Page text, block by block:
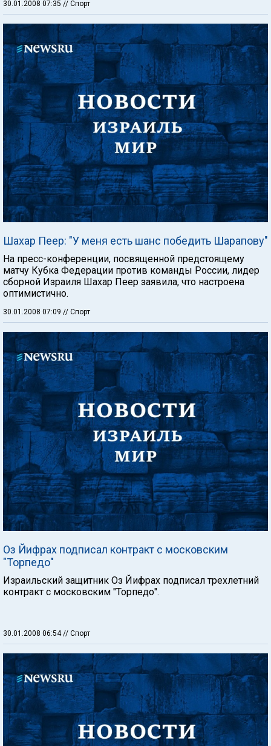
30.01.2008 07:35 // Спорт
Шахар Пеер: "У меня есть шанс победить Шарапову"
На пресс-конференции, посвященной предстоящему
матчу Кубка Федерации против команды России, лидер
сборной Израиля Шахар Пеер заявила, что настроена
оптимистично.
30.01.2008 07:09 // Спорт
Оз Йифрах подписал контракт с московским
"Торпедо"
Израильский защитник Оз Йифрах подписал трехлетний
контракт с московским "Торпедо".
30.01.2008 06:54 // Спорт